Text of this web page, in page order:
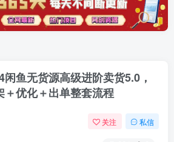
闲鱼无货源高级进阶卖货5.0，
＋优化＋出单整套流程
关注 私信